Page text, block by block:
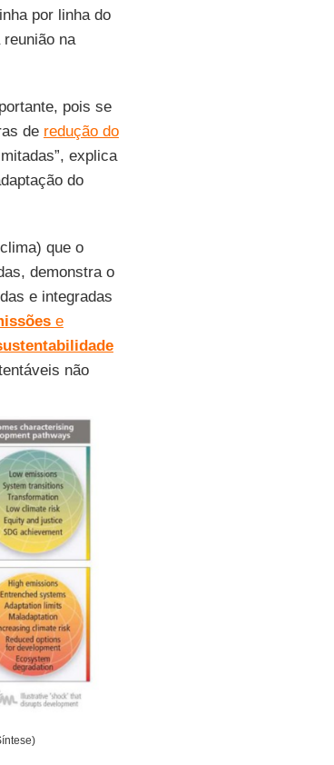
por linha do
na
pois se
de redução do
explica
do
que o
demonstra o
e integradas
e
não